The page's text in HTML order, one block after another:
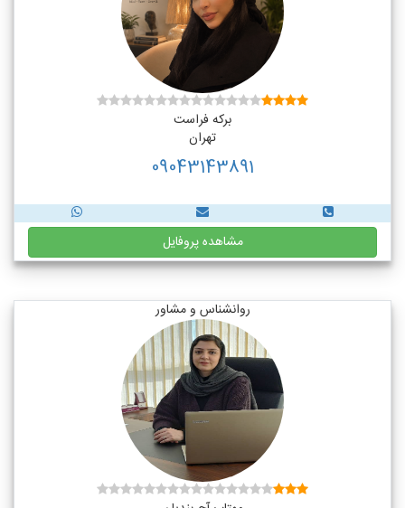
برکه فراست
تهران
09043143891
مشاهده پروفایل
روانشناس و مشاور